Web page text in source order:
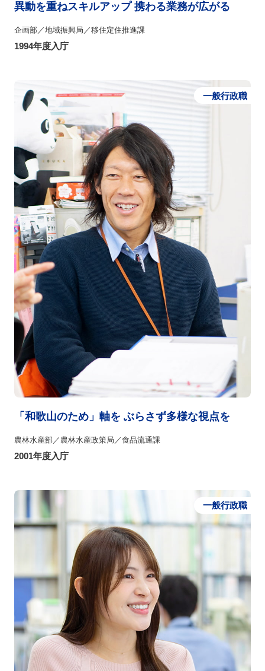
異動を重ねスキルアップ 携わる業務が広がる
企画部／地域振興局／移住定住推進課
1994年度入庁
一般行政職
「和歌山のため」軸を ぶらさず多様な視点を
農林水産部／農林水産政策局／食品流通課
2001年度入庁
一般行政職